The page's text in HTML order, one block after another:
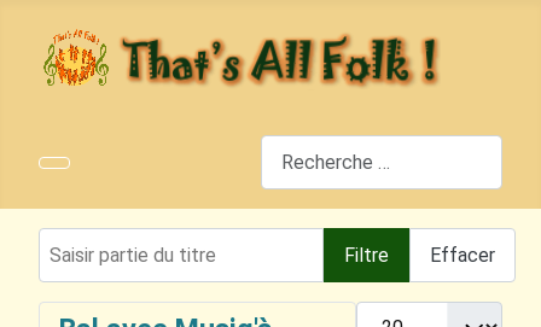
Filtre Effacer
Afficher #